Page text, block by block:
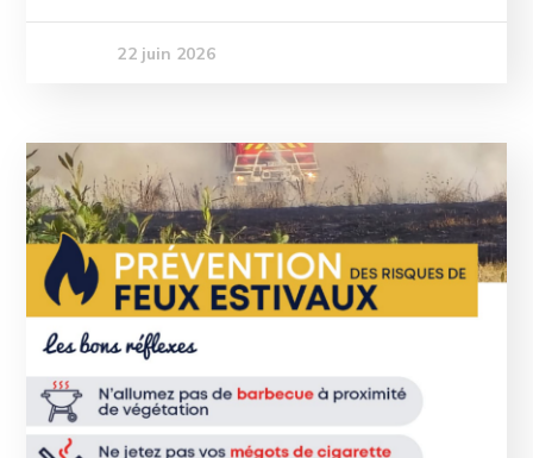
22 juin 2026